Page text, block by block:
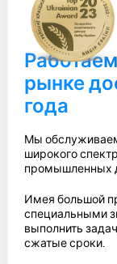
рынке
года
Мы
широкого
промышленных
Имея большой
специальными
выполнить
сжатые сроки.